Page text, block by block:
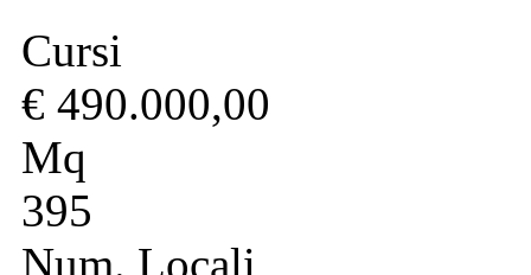
Cursi
€ 490.000,00
Mq
395
Num. Locali